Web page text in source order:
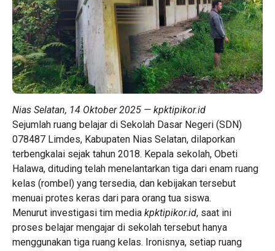
Nias Selatan, 14 Oktober 2025 — kpktipikor.id
Sejumlah ruang belajar di Sekolah Dasar Negeri (SDN)
078487 Limdes, Kabupaten Nias Selatan, dilaporkan
terbengkalai sejak tahun 2018. Kepala sekolah, Obeti
Halawa, dituding telah menelantarkan tiga dari enam ruang
kelas (rombel) yang tersedia, dan kebijakan tersebut
menuai protes keras dari para orang tua siswa.
Menurut investigasi tim media kpktipikor.id, saat ini
proses belajar mengajar di sekolah tersebut hanya
menggunakan tiga ruang kelas. Ironisnya, setiap ruang